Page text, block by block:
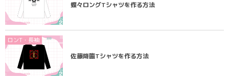
蝶々ロングTシャツを作る方法
ロンT・長袖
佐藤降臨Tシャツを作る方法